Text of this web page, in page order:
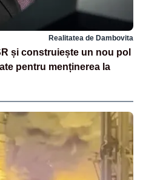
Realitatea de Dambovita
și construiește un nou pol
pentru menținerea la